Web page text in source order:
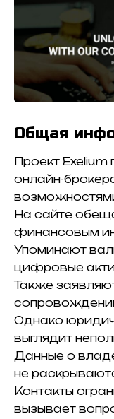
Общая
Проект Exelium
онлайн-
На сайте
финансовым
Упоминают
цифровые
Также
Однако
выглядит
Данные о
не
Контакты
вызывает